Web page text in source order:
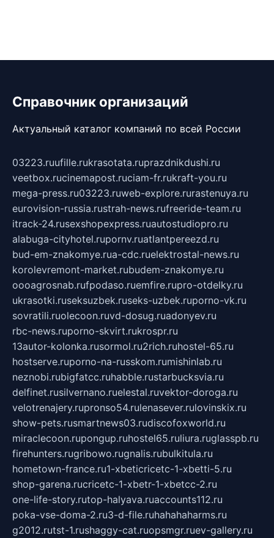
Справочник организаций
Актуальный каталог компаний по всей России
03223.ruufille.rukrasotata.ruprazdnikdushi.ru
veetbox.rucinemapost.ruciam-fr.rukraft-you.ru
mega-press.ru03223.ruweb-explore.rurastenuya.ru
eurovision-russia.rustrah-news.rufreeride-team.ru
itrack-24.rusexshopexpress.ruautostudiopro.ru
alabuga-cityhotel.rupornv.ruatlantpereezd.ru
bud-em-znakomye.rua-cdc.ruelektrostal-news.ru
korolevremont-market.rubudem-znakomye.ru
oooagrosnab.rufpodaso.ruemfire.rupro-otdelky.ru
ukrasotki.ruseksuzbek.ruseks-uzbek.ruporno-vk.ru
sovratili.ruolecoon.ruvd-dosug.ruadonyev.ru
rbc-news.ruporno-skvirt.rukrospr.ru
13autor-kolonka.rusormol.ru2rich.ruhostel-65.ru
hostserve.ruporno-na-russkom.rumishinlab.ru
neznobi.rubigfatcc.ruhabble.rustarbucksvia.ru
delfinet.rusilvernano.ruelestal.ruvektor-doroga.ru
velotrenajery.rupronso54.rulenasever.rulovinskix.ru
show-pets.rusmartnews03.rudiscofoxworld.ru
miraclecoon.rupongup.ruhostel65.ruliura.ruglasspb.ru
firehunters.rugribowo.rugnalis.rubulkitula.ru
hometown-france.ru1-xbeticricetc-1-xbetti-5.ru
shop-garena.rucricetc-1-xbetr-1-xbetcc-2.ru
one-life-story.rutop-halyava.ruaccounts112.ru
poka-vse-doma-2.ru3-d-file.ruhahahaharms.ru
g2012.rutst-1.rushaggy-cat.ruopsmgr.ruev-gallery.ru